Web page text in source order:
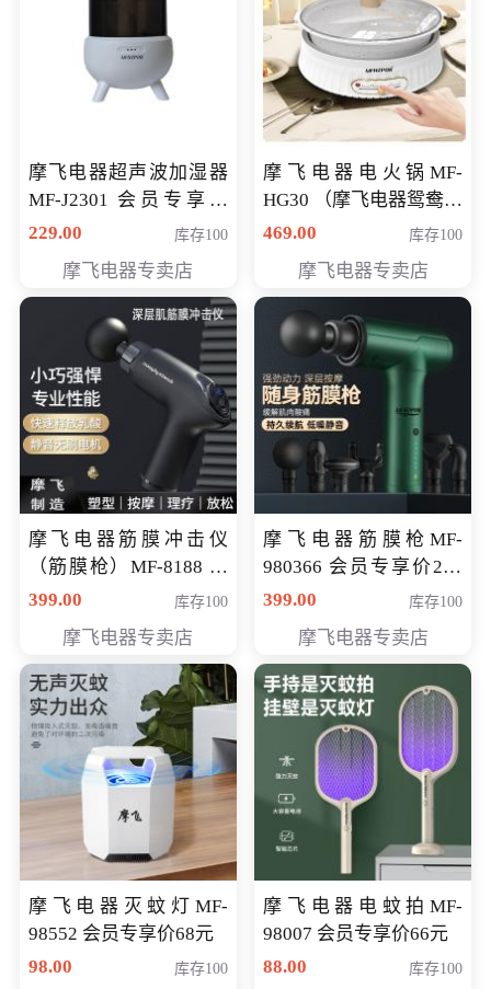
摩飞电器超声波加湿器
MF-J2301 会员专享价
168元
229.00 库存100
摩飞电器专卖店
摩飞电器电火锅MF-
HG30 （摩飞电器鸳鸯锅
MF-HG30 ） 会员专享价
469.00 库存100
摩飞电器专卖店
摩飞电器筋膜冲击仪
（筋膜枪）MF-8188 会
员专享价268元
399.00 库存100
摩飞电器专卖店
摩飞电器筋膜枪MF-
980366 会员专享价299
元
399.00 库存100
摩飞电器专卖店
摩飞电器灭蚊灯MF-
98552 会员专享价68元
98.00
库存100
摩飞电器电蚊拍MF-
98007 会员专享价66元
88.00
库存100